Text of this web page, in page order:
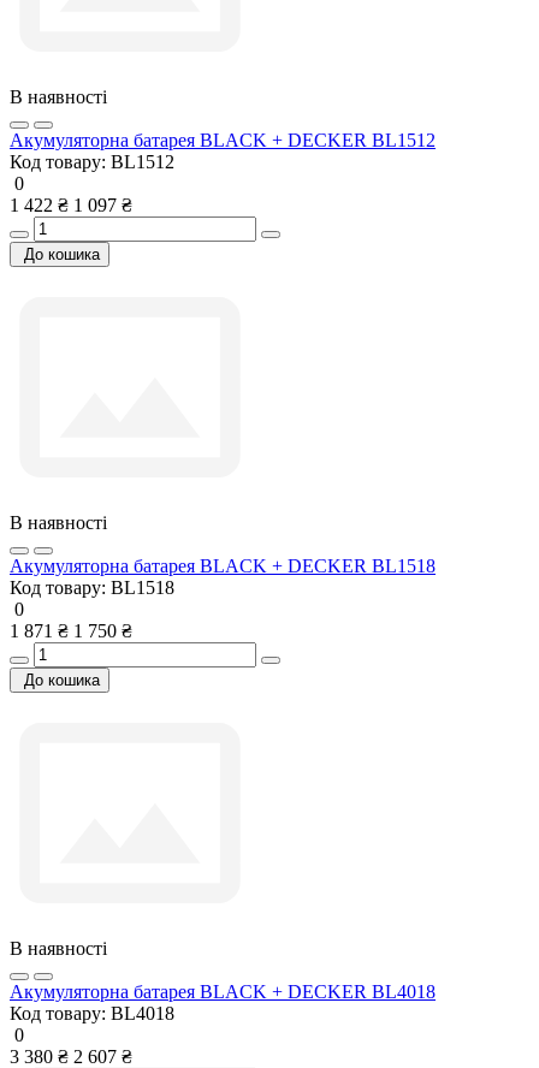
В наявності
Акумуляторна батарея BLACK + DECKER BL1512
Код товару: BL1512
0
1 422 ₴ 1 097 ₴
До кошика
В наявності
Акумуляторна батарея BLACK + DECKER BL1518
Код товару: BL1518
0
1 871 ₴ 1 750 ₴
До кошика
В наявності
Акумуляторна батарея BLACK + DECKER BL4018
Код товару: BL4018
0
3 380 ₴ 2 607 ₴